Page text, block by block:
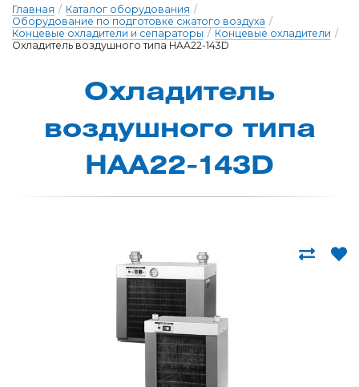
Главная / Каталог оборудования /
Оборудование по подготовке сжатого воздуха /
Концевые охладители и сепараторы / Концевые охладители /
Охладитель воздушного типа HAA22-143D
Охлади­тель
воз­душно­го ти­па
HAA22-143D